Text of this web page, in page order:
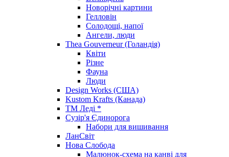
Новорічні картини
Гелловін
Солодощі, напої
Ангели, люди
Thea Gouverneur (Голандія)
Квіти
Різне
Фауна
Люди
Design Works (США)
Kustom Krafts (Канада)
ТМ Леді *
Сузір'я Єдинорога
Набори для вишивання
ЛанСвіт
Нова Слобода
Малюнок-схема на канві для